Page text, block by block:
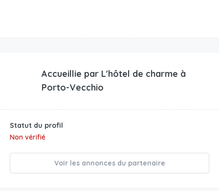
Accueillie par L'hôtel de charme à
Porto-Vecchio
Statut du profil
Non vérifié
Voir les annonces du partenaire